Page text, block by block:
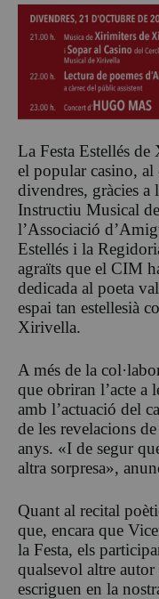
La Festa Estellés de
el popular casino, al
divendres, gràcies a
Instructiu Musical
l’Associació
Estellés i la
agraïts que el CIM
dedicada al poeta
espai tan estellesià
Xirivella.
A més de la
que obriran l’acte a
amb l’actuació del
de les revelacions
anys. «I de segur
altra sorpresa»,
Quant al recital
que, encara que
la Festa, els
qualsevol altre
escriguen en la